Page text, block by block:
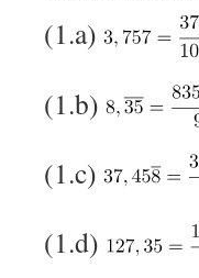
(1.a)
(1.b)
(1.c)
(1.d)